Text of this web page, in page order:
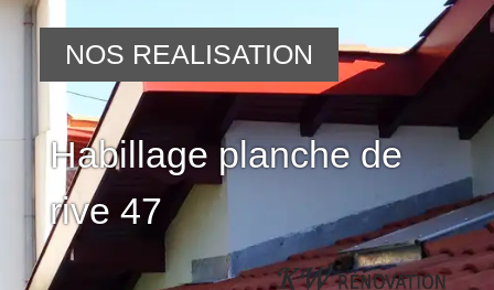
Habillage planche de
rive 47
NOS REALISATION